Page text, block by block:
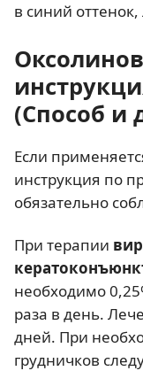
в синий
(Способ и
Если
инструкция по
обязательно
При терапии
необходимо
раза в день.
дней. При
грудничков